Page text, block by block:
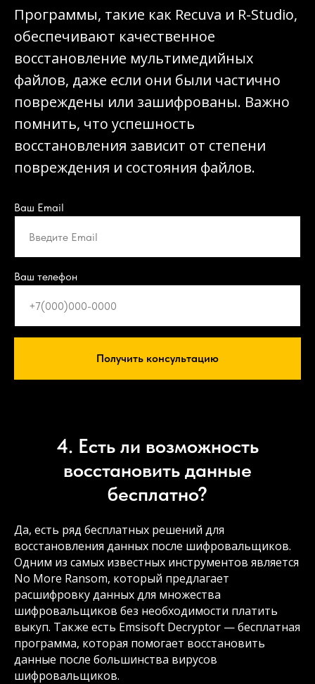
Программы, такие как Recuva и R-Studio,
обеспечивают качественное
восстановление мультимедийных
файлов, даже если они были частично
повреждены или зашифрованы. Важно
помнить, что успешность
восстановления зависит от степени
повреждения и состояния файлов.
Ваш Email
Ваш телефон
Получить консультацию
4. Есть ли возможность
восстановить данные
бесплатно?
Да, есть ряд бесплатных решений для
восстановления данных после шифровальщиков.
Одним из самых известных инструментов является
No More Ransom, который предлагает
расшифровку данных для множества
шифровальщиков без необходимости платить
выкуп. Также есть Emsisoft Decryptor — бесплатная
программа, которая помогает восстановить
данные после большинства вирусов
шифровальщиков.